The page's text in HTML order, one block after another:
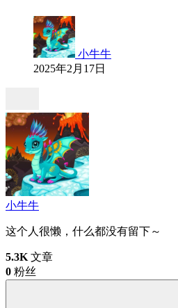
小牛牛
2025年2月17日
小牛牛
这个人很懒，什么都没有留下～
5.3K 文章
0 粉丝